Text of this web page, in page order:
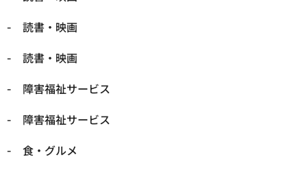
読書・映画
読書・映画
障害福祉サービス
障害福祉サービス
食・グルメ